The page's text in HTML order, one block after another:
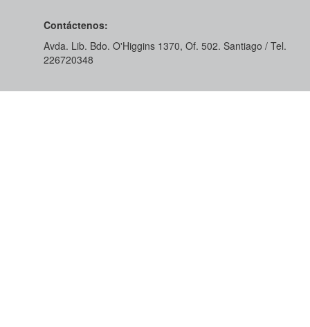
Contáctenos:
Avda. Lib. Bdo. O'Higgins 1370, Of. 502. Santiago / Tel.
226720348